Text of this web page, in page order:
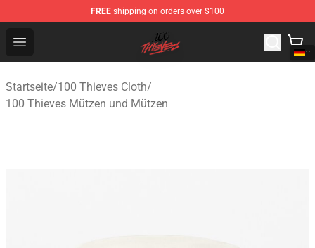
FREE shipping on orders over $100
Open menu
100 Thieves Shop - Official 100 Thieves Merchandise
Startseite/100 Thieves Cloth/
100 Thieves Mützen und Mützen